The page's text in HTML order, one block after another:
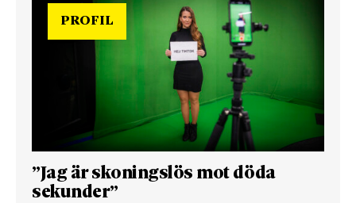
PROFIL
”Jag är skoningslös mot döda
sekunder”